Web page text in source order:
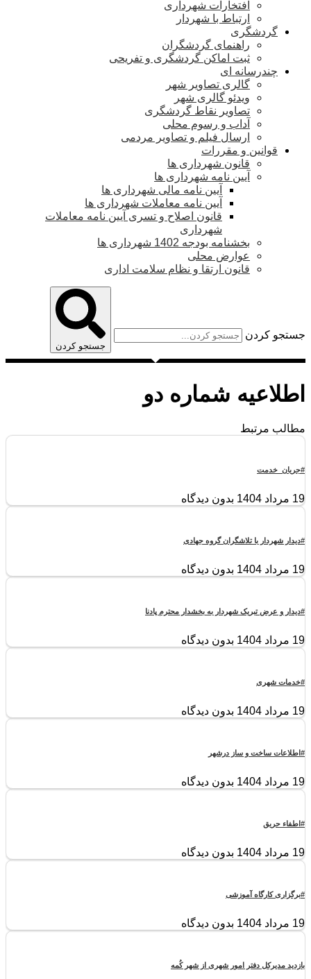
افتخارات شهرداری
ارتباط با شهردار
گردشگری
راهنمای گردشگران
ثبت اماکن گردشگری و تفریحی
چندرسانه ای
گالری تصاویر شهر
ویدئو گالری شهر
تصاویر نقاط گردشگری
آداب و رسوم محلی
ارسال فیلم و تصاویر مردمی
قوانین و مقررات
قانون شهرداری ها
آیین نامه شهرداری ها
آیین نامه مالی شهرداری ها
آیین نامه معاملات شهرداری ها
قانون اصلاح و تسری آیین نامه معاملات
شهرداری
بخشنامه بودجه 1402 شهرداری ها
عوارض محلی
قانون ارتقا و نظام سلامت اداری
جستجو کردن
جستجو کردن
اطلاعیه شماره دو
مطالب مرتبط
#جریان_خدمت
19 مرداد 1404 بدون دیدگاه
#دیدار شهردار با تلاشگران گروه جهادی
19 مرداد 1404 بدون دیدگاه
#دیدار و عرض تبریک شهردار به بخشدار محترم پادنا
19 مرداد 1404 بدون دیدگاه
#خدمات شهری
19 مرداد 1404 بدون دیدگاه
#اطلاعات ساخت و ساز درشهر
19 مرداد 1404 بدون دیدگاه
#اطفاء حریق
19 مرداد 1404 بدون دیدگاه
#برگزاری کارگاه آموزشی
19 مرداد 1404 بدون دیدگاه
بازدید مدیرکل دفتر امور شهری از شهر کُمه